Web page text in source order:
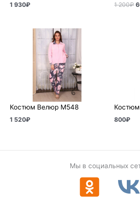
1 930₽ 1 200₽
Костюм Велюр М548
1 520₽ 800₽
Мы в социальных